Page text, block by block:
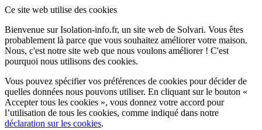
Ce site web utilise des cookies
Bienvenue sur Isolation-info.fr, un site web de Solvari. Vous êtes
probablement là parce que vous souhaitez améliorer votre maison.
Nous, c'est notre site web que nous voulons améliorer ! C'est
pourquoi nous utilisons des cookies.
Vous pouvez spécifier vos préférences de cookies pour décider de
quelles données nous pouvons utiliser. En cliquant sur le bouton «
Accepter tous les cookies », vous donnez votre accord pour
l’utilisation de tous les cookies, comme indiqué dans notre
déclaration sur les cookies.